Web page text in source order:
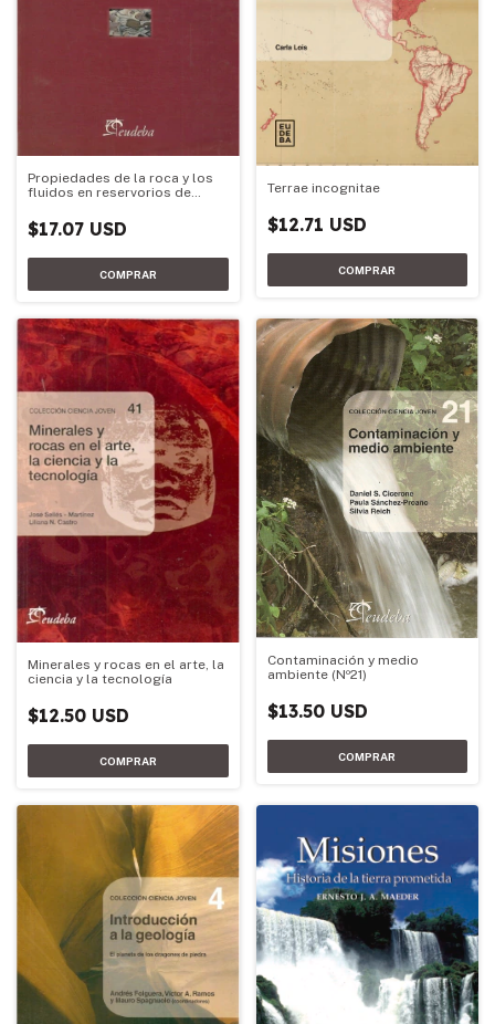
Propiedades de la roca y los
fluidos en reservorios de
$17.07 USD
Terrae incognitae
$12.71 USD
Minerales y rocas en el arte, la
ciencia y la tecnología
$12.50 USD
Contaminación y medio
ambiente (Nº21)
$13.50 USD